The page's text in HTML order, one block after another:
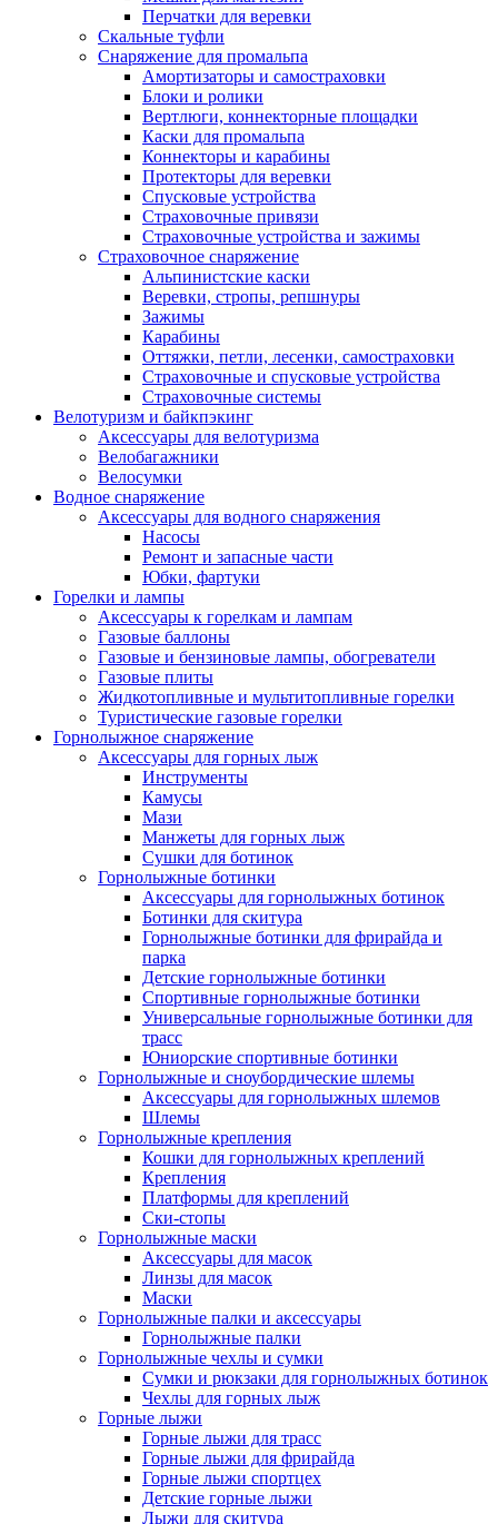
Перчатки для веревки
Скальные туфли
Снаряжение для промальпа
Амортизаторы и самостраховки
Блоки и ролики
Вертлюги, коннекторные площадки
Каски для промальпа
Коннекторы и карабины
Протекторы для веревки
Спусковые устройства
Страховочные привязи
Страховочные устройства и зажимы
Страховочное снаряжение
Альпинистские каски
Веревки, стропы, репшнуры
Зажимы
Карабины
Оттяжки, петли, лесенки, самостраховки
Страховочные и спусковые устройства
Страховочные системы
Велотуризм и байкпэкинг
Аксессуары для велотуризма
Велобагажники
Велосумки
Водное снаряжение
Аксессуары для водного снаряжения
Насосы
Ремонт и запасные части
Юбки, фартуки
Горелки и лампы
Аксессуары к горелкам и лампам
Газовые баллоны
Газовые и бензиновые лампы, обогреватели
Газовые плиты
Жидкотопливные и мультитопливные горелки
Туристические газовые горелки
Горнолыжное снаряжение
Аксессуары для горных лыж
Инструменты
Камусы
Мази
Манжеты для горных лыж
Сушки для ботинок
Горнолыжные ботинки
Аксессуары для горнолыжных ботинок
Ботинки для скитура
Горнолыжные ботинки для фрирайда и
парка
Детские горнолыжные ботинки
Спортивные горнолыжные ботинки
Универсальные горнолыжные ботинки для
трасс
Юниорские спортивные ботинки
Горнолыжные и сноубордические шлемы
Аксессуары для горнолыжных шлемов
Шлемы
Горнолыжные крепления
Кошки для горнолыжных креплений
Крепления
Платформы для креплений
Ски-стопы
Горнолыжные маски
Аксессуары для масок
Линзы для масок
Маски
Горнолыжные палки и аксессуары
Горнолыжные палки
Горнолыжные чехлы и сумки
Сумки и рюкзаки для горнолыжных ботинок
Чехлы для горных лыж
Горные лыжи
Горные лыжи для трасс
Горные лыжи для фрирайда
Горные лыжи спортцех
Детские горные лыжи
Лыжи для скитура